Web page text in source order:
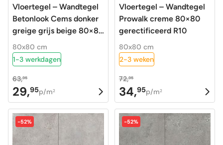
Vloertegel – Wandtegel
Betonlook Cems donker
greige grijs beige 80×80
gerectificeerd R10
80x80 cm
1-3 werkdagen
63,95
Oorspronkelijke
prijs
was:
63,95.
29,95
Huidige
prijs
is:
29,95.
p/m2
Vloertegel – Wandtegel
Prowalk creme 80×80
gerectificeerd R10
80x80 cm
2-3 weken
72,95
Oorspronkelijke
prijs
was:
72,95.
34,95
Huidige
prijs
is:
34,95.
p/m2
-52% -52%